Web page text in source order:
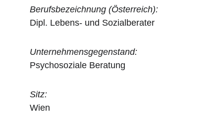
Berufsbezeichnung (Österreich):
Dipl. Lebens- und Sozialberater
Unternehmensgegenstand:
Psychosoziale Beratung
Sitz:
Wien​